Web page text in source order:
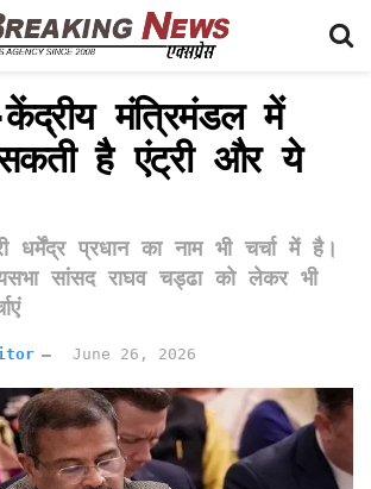
केंद्रीय मंत्रिमंडल में
है एंट्री और ये
धर्मेंद्र प्रधान का नाम भी चर्चा में है।
सांसद राघव चड्ढा को लेकर भी
June 26, 2026